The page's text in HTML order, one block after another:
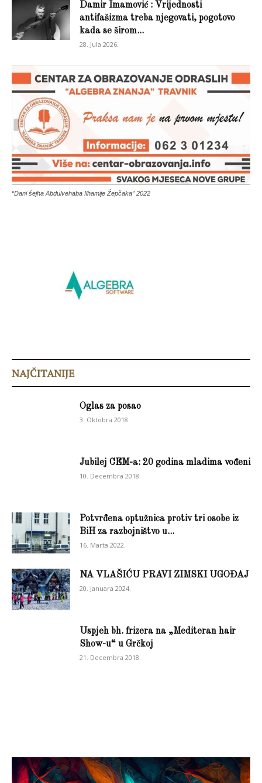
Damir Imamović : Vrijednosti
antifašizma treba njegovati, pogotovo
kada se širom...
28. Jula 2026.
“Dani šejha Abdulvehaba Ilhamije Žepčaka” 2022
NAJČITANIJE
Oglas za posao
3. Oktobra 2018.
Jubilej CEM-a: 20 godina mladima vođeni
10. Decembra 2018.
Potvrđena optužnica protiv tri osobe iz
BiH za razbojništvo u...
16. Marta 2022.
NA VLAŠIĆU PRAVI ZIMSKI UGOĐAJ
20. Januara 2024.
Uspjeh bh. frizera na „Mediteran hair
Show-u“ u Grčkoj
21. Decembra 2018.